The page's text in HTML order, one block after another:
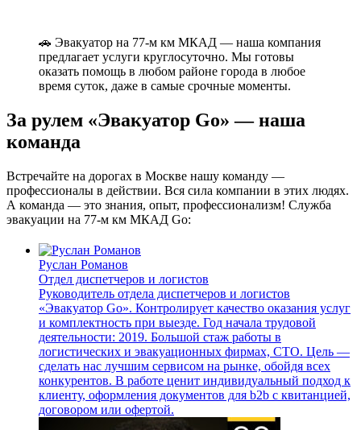
🚗 Эвакуатор на 77-м км МКАД — наша компания
предлагает услуги круглосуточно. Мы готовы
оказать помощь в любом районе города в любое
время суток, даже в самые срочные моменты.
За рулем «Эвакуатор Go» — наша
команда
Встречайте на дорогах в Москве нашу команду —
профессионалы в действии. Вся сила компании в этих людях.
А команда — это знания, опыт, профессионализм! Служба
эвакуации на 77-м км МКАД Go:
Руслан Романов
Отдел диспетчеров и логистов
Руководитель отдела диспетчеров и логистов
«Эвакуатор Go». Контролирует качество оказания услуг
и комплектность при выезде. Год начала трудовой
деятельности: 2019. Большой стаж работы в
логистических и эвакуационных фирмах, СТО. Цель —
сделать нас лучшим сервисом на рынке, обойдя всех
конкурентов. В работе ценит индивидуальный подход к
клиенту, оформления документов для b2b с квитанцией,
договором или офертой.